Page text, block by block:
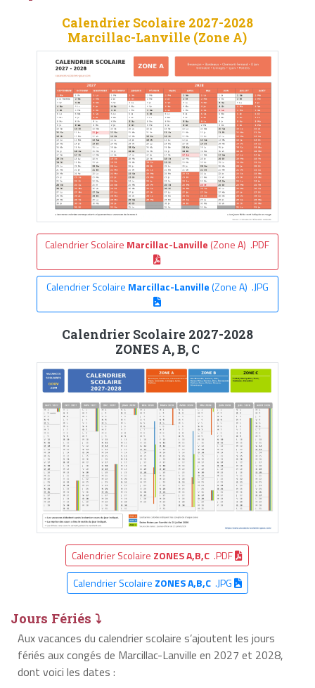
Calendrier Scolaire 2027-2028
Marcillac-Lanville (Zone A)
Calendrier Scolaire Marcillac-Lanville (Zone A) .PDF
Calendrier Scolaire Marcillac-Lanville(Zone A) .JPG
Calendrier Scolaire 2027-2028
ZONES A, B, C
Calendrier Scolaire ZONES A,B,C .PDF
Calendrier Scolaire ZONES A,B,C.JPG
Jours Fériés ⤵
Aux vacances du calendrier scolaire s’ajoutent les jours
fériés aux congés de Marcillac-Lanville en 2027 et 2028,
dont voici les dates :